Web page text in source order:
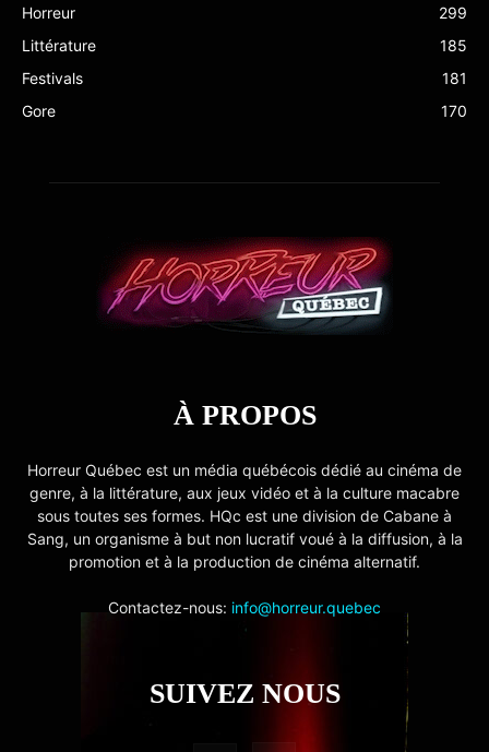
Horreur
299
Littérature
185
Festivals
181
Gore
170
À PROPOS
Horreur Québec est un média québécois dédié au cinéma de
genre, à la littérature, aux jeux vidéo et à la culture macabre
sous toutes ses formes. HQc est une division de Cabane à
Sang, un organisme à but non lucratif voué à la diffusion, à la
promotion et à la production de cinéma alternatif.
Contactez-nous: info@horreur.quebec
SUIVEZ NOUS